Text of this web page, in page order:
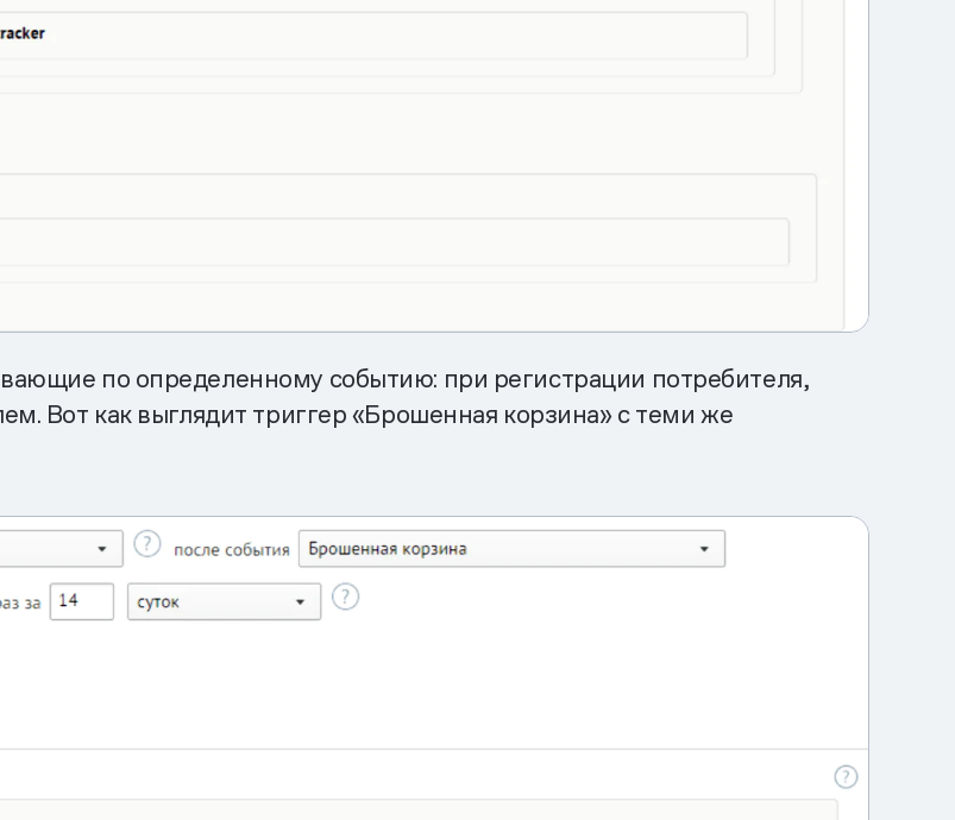
по определенному событию: при регистрации потребителя,
Вот как выглядит триггер «Брошенная корзина» с теми же